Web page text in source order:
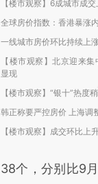
【楼市观察】6成城市成
全球房价指数：香港暴涨
一线城市房价环比持续上
【楼市观察】北京迎来
显现
【楼市观察】“银十”热度
韩正称要严控房价 上海调
【楼市观察】成交环比上
38个，分别比9